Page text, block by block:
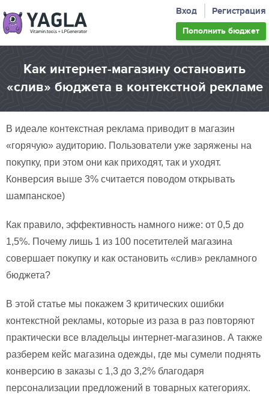
Вход Регистрация
Пополнить бюджет
Как интернет-магазину остановить
«слив» бюджета в контекстной рекламе
В идеале контекстная реклама приводит в магазин
«горячую» аудиторию. Пользователи уже заряжены на
покупку, при этом они как приходят, так и уходят.
Конверсия выше 3% считается поводом открывать
шампанское)
Как правило, эффективность намного ниже: от 0,5 до
1,5%. Почему лишь 1 из 100 посетителей магазина
совершает покупку и как остановить «слив» рекламного
бюджета?
В этой статье мы покажем 3 критических ошибки
контекстной рекламы, которые из раза в раз повторяют
практически все владельцы интернет-магазинов. А также
разберем кейс магазина одежды, где мы сумели поднять
конверсию в заказы с 1,3 до 3,2% благодаря
персонализации предложений в товарных категориях.